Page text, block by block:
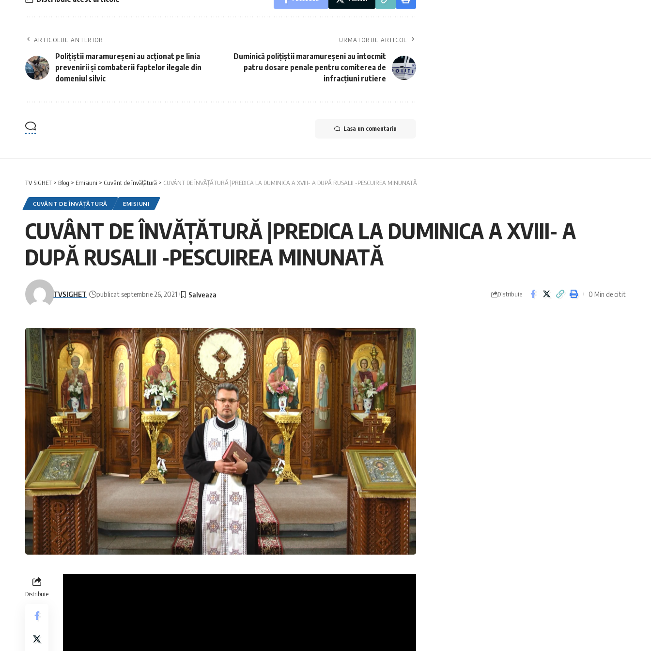
ARTICOLUL ANTERIOR
Polițiștii maramureșeni au acționat pe linia
prevenirii şi combaterii faptelor ilegale din
domeniul silvic
URMATORUL ARTICOL
Duminică polițiștii maramureșeni au întocmit
patru dosare penale pentru comiterea de
infracțiuni rutiere
Lasa un comentariu
TV SIGHET > Blog > Emisiuni > Cuvânt de învățătură > CUVÂNT DE ÎNVĂȚĂTURĂ |PREDICA LA DUMINICA A XVIII- A DUPĂ RUSALII -PESCUIREA MINUNATĂ
CUVÂNT DE ÎNVĂȚĂTURĂ EMISIUNI
CUVÂNT DE ÎNVĂȚĂTURĂ |PREDICA LA DUMINICA A XVIII- A
DUPĂ RUSALII -PESCUIREA MINUNATĂ
TVSIGHET publicat septembrie 26, 2021 Distribuie 0 Min de citit
Distribuie